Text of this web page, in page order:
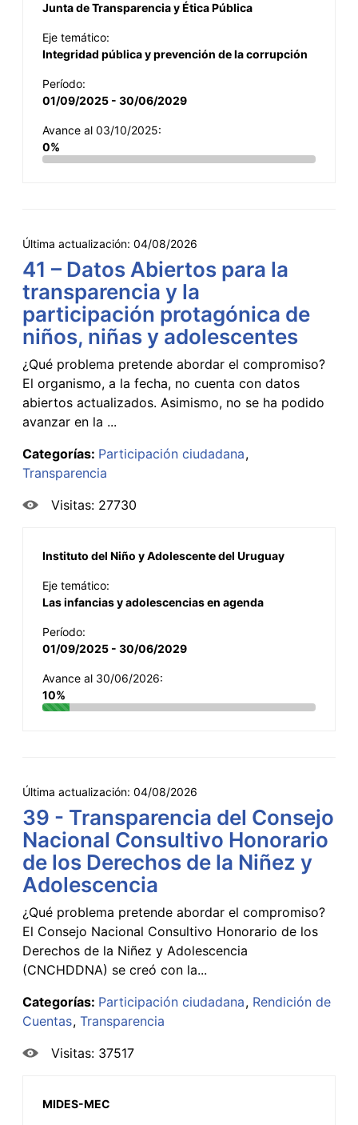
Junta de Transparencia y Ética Pública
Eje temático:
Integridad pública y prevención de la corrupción
Período:
01/09/2025 - 30/06/2029
Avance al 03/10/2025:
0%
Última actualización: 04/08/2026
41 – Datos Abiertos para la
transparencia y la
participación protagónica de
niños, niñas y adolescentes
¿Qué problema pretende abordar el compromiso?
El organismo, a la fecha, no cuenta con datos
abiertos actualizados. Asimismo, no se ha podido
avanzar en la ...
Categorías: Participación ciudadana
Transparencia
Visitas: 27730
Instituto del Niño y Adolescente del Uruguay
Eje temático:
Las infancias y adolescencias en agenda
Período:
01/09/2025 - 30/06/2029
Avance al 30/06/2026:
10%
Última actualización: 04/08/2026
39 - Transparencia del Consejo
Nacional Consultivo Honorario
de los Derechos de la Niñez y
Adolescencia
¿Qué problema pretende abordar el compromiso?
El Consejo Nacional Consultivo Honorario de los
Derechos de la Niñez y Adolescencia
(CNCHDDNA) se creó con la...
Categorías: Participación ciudadana Rendición de
Cuentas Transparencia
Visitas: 37517
MIDES-MEC